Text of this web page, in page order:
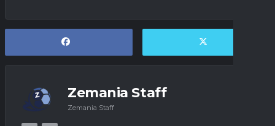
Zemania Staff
Zemania Staff